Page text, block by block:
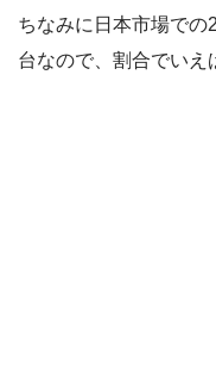
ちなみに日本市場で
台なので、割合でいえ